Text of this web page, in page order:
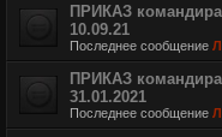
ПРИКАЗ
10.09.21
Последнее сообщение
ПРИКАЗ
31.01.2021
Последнее сообщение